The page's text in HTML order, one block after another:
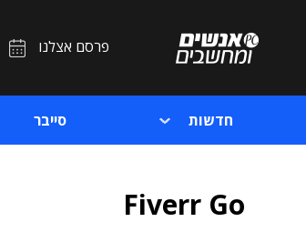
פרסם אצלנו
חדשות סייבר
Fiverr Go